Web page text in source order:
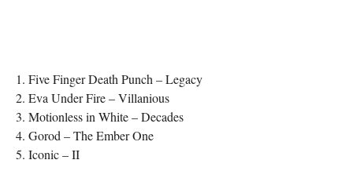
1. Five Finger Death Punch – Legacy
2. Eva Under Fire – Villanious
3. Motionless in White – Decades
4. Gorod – The Ember One
5. Iconic – II